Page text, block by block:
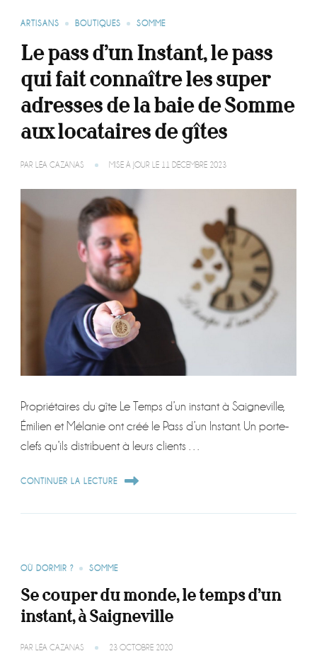
ARTISANS BOUTIQUES SOMME
Le pass d’un Instant, le pass
qui fait connaître les super
adresses de la baie de Somme
aux locataires de gîtes
PAR LÉA CAZANAS MISE À JOUR LE 11 DÉCEMBRE 2023
Propriétaires du gîte Le Temps d’un instant à Saigneville,
Émilien et Mélanie ont créé le Pass d’un Instant. Un porte-
clefs qu’ils distribuent à leurs clients …
CONTINUER LA LECTURE
OÙ DORMIR ? SOMME
Se couper du monde, le temps d’un
instant, à Saigneville
PAR LÉA CAZANAS 23 OCTOBRE 2020